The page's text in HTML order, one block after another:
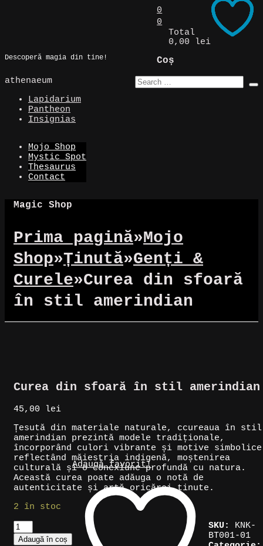
Descoperă magia din tine!
0
0
Total
0,00 lei
Coș
athenaeum
Lapidarium
Pantheon
Insignias
Mojo Shop
Mystic Spot
Thesaurus
Contact
Magic Shop
Prima pagină»Mojo
Shop»Ținută»Genți &
Curele»Curea din sfoară
în stil amerindian
Curea din sfoară în stil amerindian
45,00
lei
Țesută din materiale naturale, ccureaua în stil
amerindian prezintă modele tradiționale,
încorporând culori vibrante și motive
reflectând măiestria indigenă, moștenirea
culturală și o conexiune profundă cu natura.
Această curea poate adăuga o notă de
autenticitate și artă oricărei ținute.
2 în stoc
Cantitate
Curea
Adaugă în coș
Adaugă favorit!
SKU: KNK-
BT001-01